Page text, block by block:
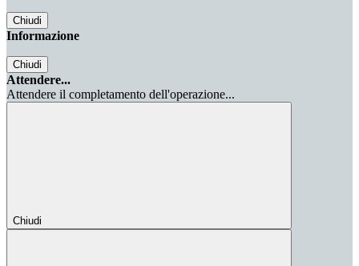
Chiudi
Informazione
Chiudi
Attendere...
Attendere il completamento dell'operazione...
Chiudi